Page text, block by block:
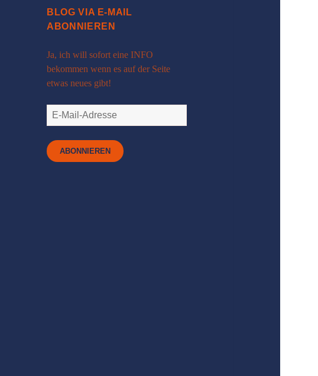
BLOG VIA E-MAIL
ABONNIEREN
Ja, ich will sofort eine INFO
bekommen wenn es auf der Seite
etwas neues gibt!
E-
Mail-
Adresse
ABONNIEREN